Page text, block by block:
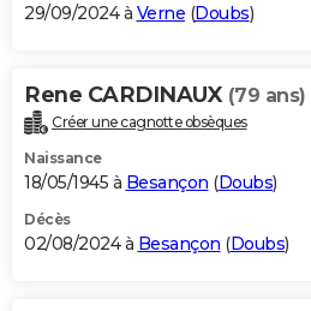
29/09/2024 à Verne (Doubs)
Rene CARDINAUX (79 ans)
Créer une cagnotte obsèques
Naissance
18/05/1945 à Besançon (Doubs)
Décès
02/08/2024 à Besançon (Doubs)